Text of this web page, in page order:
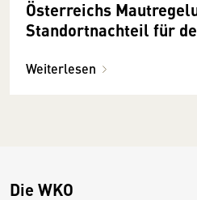
Österreichs
Standortnachteil für
Weiterlesen
Die WKO